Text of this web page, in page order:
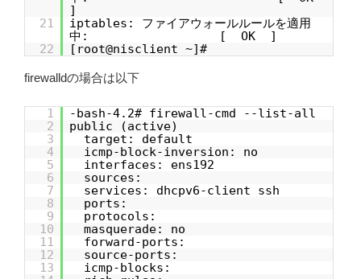
]
21
iptables: ファイアウォールルールを適用
中: [ OK ]
22
[root@nisclient ~]#
firewalldの場合は以下
1
-bash-4.2# firewall-cmd --list-all
2
public (active)
3
target: default
4
icmp-block-inversion: no
5
interfaces: ens192
6
sources:
7
services: dhcpv6-client ssh
8
ports:
9
protocols:
10
masquerade: no
11
forward-ports:
12
source-ports:
13
icmp-blocks: